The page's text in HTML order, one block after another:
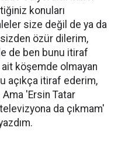
konuları
size değil de ya da
sizden özür dilerim,
de ben bunu itiraf
köşemde olmayan
açıkça itiraf ederim,
'Ersin Tatar
televizyona da çıkmam'